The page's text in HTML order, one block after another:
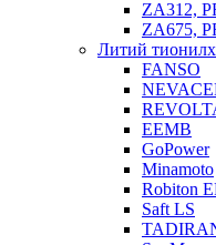
ZA312,
ZA675,
Литий
FANSO
EEMB
GoPower
Minamoto
Robiton
Saft LS